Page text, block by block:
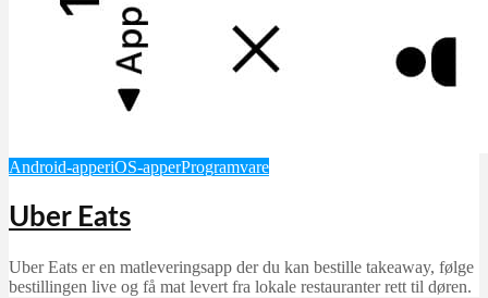
Android-apperiOS-apperProgramvare
Uber Eats
Uber Eats er en matleveringsapp der du kan bestille takeaway, følge
bestillingen live og få mat levert fra lokale restauranter rett til døren.